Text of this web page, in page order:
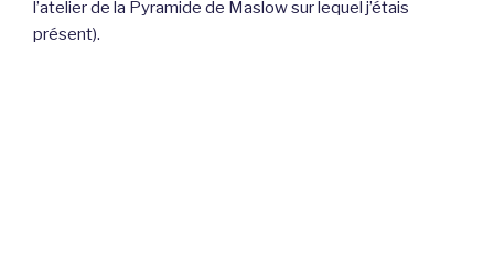
l’atelier de la Pyramide de Maslow sur lequel j’étais
présent).